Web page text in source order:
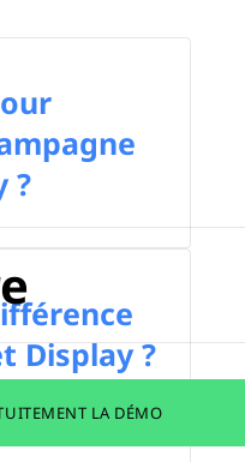
?
Display ?
LA DÉMO